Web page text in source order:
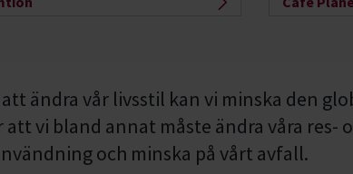
ändra vår livsstil kan vi minska den
att vi bland annat måste ändra våra res-
och minska på vårt avfall.